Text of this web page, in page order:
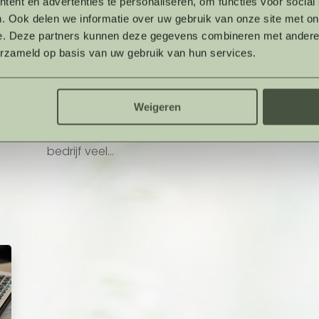
Ook delen we informatie over uw gebruik van onze site met
Deze partners kunnen deze gegevens combineren met
op basis van uw gebruik van hun services.
Weigeren
Beter ademen, minder stressen. Een van
de opvallendste (en steeds groeiende)
reden voor ziekteverzuim binnen
bedrijven? Stress. Stress speelt een
belangrijke, vaak onderschatte rol in
gezondheidsklachten en zo ook in
bedrijf veel...